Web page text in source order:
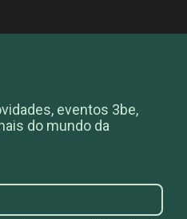
eventos 3be,
do mundo da